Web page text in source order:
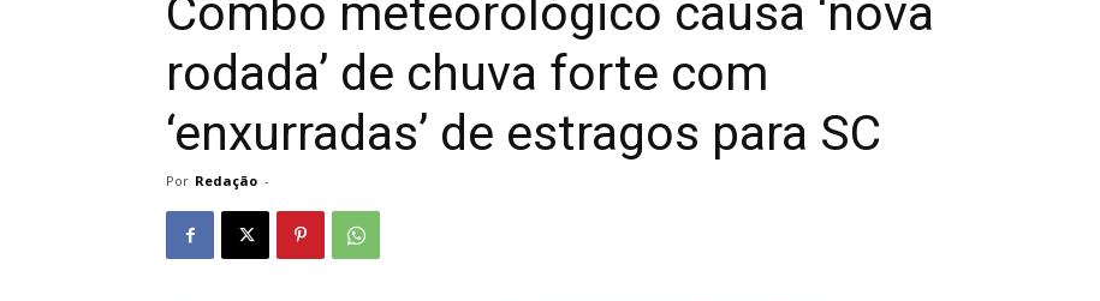
Combo meteorológico causa ‘nova
rodada’ de chuva forte com
‘enxurradas’ de estragos para SC
Por Redação -